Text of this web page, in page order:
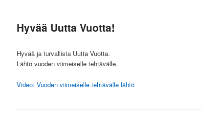
Hyvää Uutta Vuotta!
Hyvää ja turvallista Uutta Vuotta.
Lähtö vuoden viimeiselle tehtävälle.
Video: Vuoden viimeiselle tehtävälle lähtö